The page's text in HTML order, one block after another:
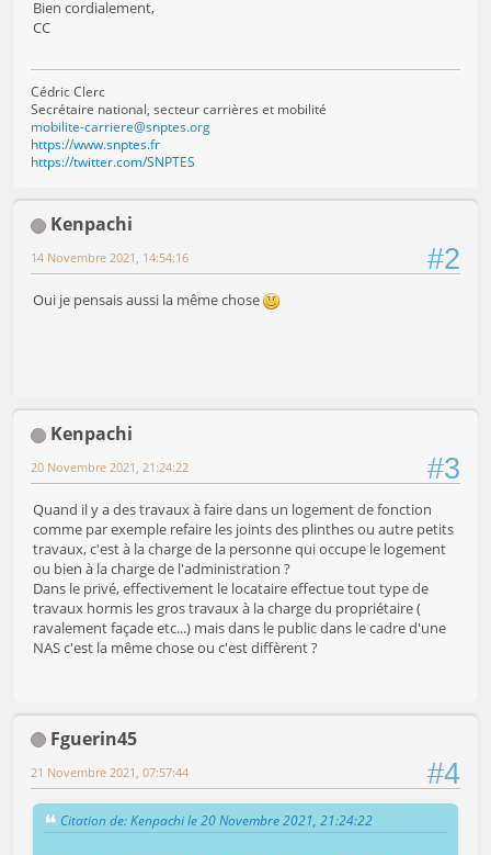
Bien cordialement,
CC
Cédric Clerc
Secrétaire national, secteur carrières et mobilité
mobilite-carriere@snptes.org
https://www.snptes.fr
https://twitter.com/SNPTES
Kenpachi
#2
14 Novembre 2021, 14:54:16
Oui je pensais aussi la même chose
Kenpachi
#3
20 Novembre 2021, 21:24:22
Quand il y a des travaux à faire dans un logement de fonction
comme par exemple refaire les joints des plinthes ou autre petits
travaux, c'est à la charge de la personne qui occupe le logement
ou bien à la charge de l'administration ?
Dans le privé, effectivement le locataire effectue tout type de
travaux hormis les gros travaux à la charge du propriétaire (
ravalement façade etc...) mais dans le public dans le cadre d'une
NAS c'est la même chose ou c'est diffèrent ?
Fguerin45
#4
21 Novembre 2021, 07:57:44
Citation de: Kenpachi le 20 Novembre 2021, 21:24:22